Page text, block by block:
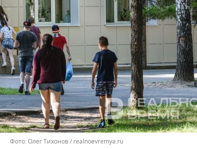
Олег Тихонов / realnoevremya.ru